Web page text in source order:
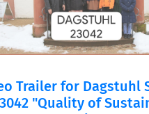
Trailer for Dagstuhl
"Quality of